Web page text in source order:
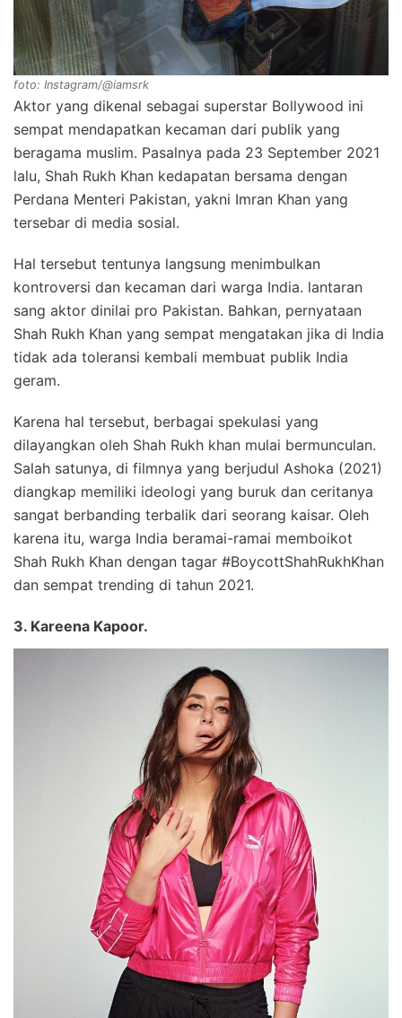
foto: Instagram/@iamsrk
Aktor yang dikenal sebagai superstar Bollywood ini
sempat mendapatkan kecaman dari publik yang
beragama muslim. Pasalnya pada 23 September 2021
lalu, Shah Rukh Khan kedapatan bersama dengan
Perdana Menteri Pakistan, yakni Imran Khan yang
tersebar di media sosial.
Hal tersebut tentunya langsung menimbulkan
kontroversi dan kecaman dari warga India. lantaran
sang aktor dinilai pro Pakistan. Bahkan, pernyataan
Shah Rukh Khan yang sempat mengatakan jika di India
tidak ada toleransi kembali membuat publik India
geram.
Karena hal tersebut, berbagai spekulasi yang
dilayangkan oleh Shah Rukh khan mulai bermunculan.
Salah satunya, di filmnya yang berjudul Ashoka (2021)
diangkap memiliki ideologi yang buruk dan ceritanya
sangat berbanding terbalik dari seorang kaisar. Oleh
karena itu, warga India beramai-ramai memboikot
Shah Rukh Khan dengan tagar #BoycottShahRukhKhan
dan sempat trending di tahun 2021.
3. Kareena Kapoor.